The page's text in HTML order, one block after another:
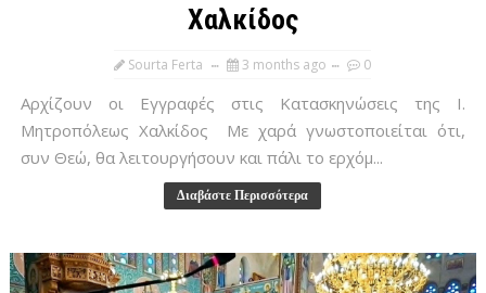
Χαλκίδος
Sourta Ferta 3 months ago 0
Αρχίζουν οι Εγγραφές στις Κατασκηνώσεις της Ι.
Μητροπόλεως Χαλκίδος Με χαρά γνωστοποιείται ότι,
συν Θεώ, θα λειτουργήσουν και πάλι το ερχόμ...
Διαβάστε Περισσότερα